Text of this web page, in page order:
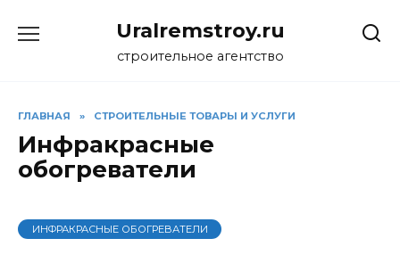
Uralremstroy.ru
строительное агентство
ГЛАВНАЯ » CТРОИТЕЛЬНЫЕ ТОВАРЫ И УСЛУГИ
Инфракрасные
обогреватели
ИНФРАКРАСНЫЕ ОБОГРЕВАТЕЛИ